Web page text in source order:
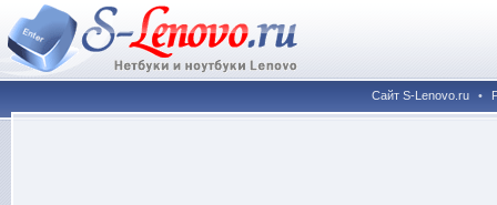
Сайт S-Lenovo.ru •